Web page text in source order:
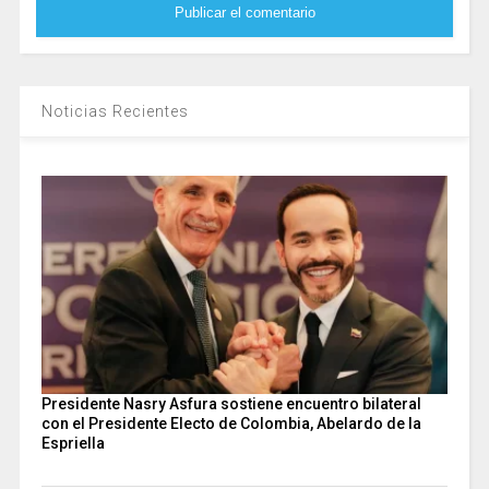
Noticias Recientes
Presidente Nasry Asfura sostiene encuentro bilateral
con el Presidente Electo de Colombia, Abelardo de la
Espriella